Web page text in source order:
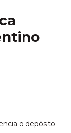
o depósito